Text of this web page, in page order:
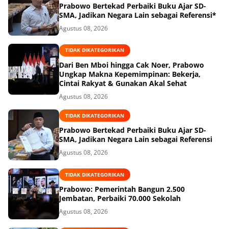
Prabowo Bertekad Perbaiki Buku Ajar SD-
SMA, Jadikan Negara Lain sebagai Referensi*
Agustus 08, 2026
TIDAK DIKATEGORIKAN
Dari Ben Mboi hingga Cak Noer, Prabowo
Ungkap Makna Kepemimpinan: Bekerja,
Cintai Rakyat & Gunakan Akal Sehat
Agustus 08, 2026
TIDAK DIKATEGORIKAN
Prabowo Bertekad Perbaiki Buku Ajar SD-
SMA, Jadikan Negara Lain sebagai Referensi
Agustus 08, 2026
TIDAK DIKATEGORIKAN
Prabowo: Pemerintah Bangun 2.500
Jembatan, Perbaiki 70.000 Sekolah
Agustus 08, 2026